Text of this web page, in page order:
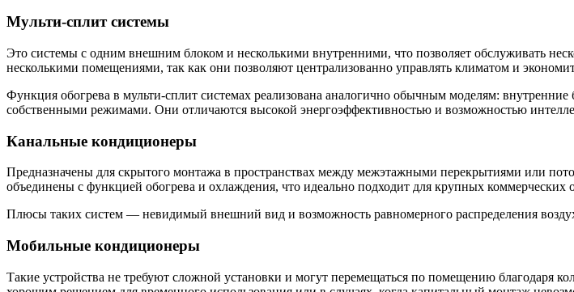
Мульти-сплит системы
Это системы с одним внешним блоком и несколькими внутренними, что позволяет обслуживать
несколькими помещениями, так как они позволяют централизованно управлять климатом и
Функция обогрева в мульти-сплит системах реализована аналогично обычным моделям:
собственными режимами. Они отличаются высокой энергоэффективностью и возможностью
Канальные кондиционеры
Предназначены для скрытого монтажа в пространствах между межэтажными перекрытиями или
объединены с функцией обогрева и охлаждения, что идеально подходит для крупных
Плюсы таких систем — невидимый внешний вид и возможность равномерного распределения
Мобильные кондиционеры
Такие устройства не требуют сложной установки и могут перемещаться по помещению благодаря